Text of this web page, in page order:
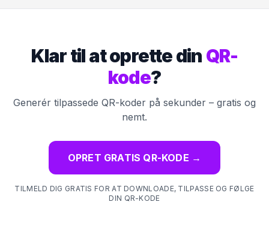
Klar til at oprette din QR-
kode?
Generér tilpassede QR-koder på sekunder – gratis og
nemt.
OPRET GRATIS QR-KODE →
TILMELD DIG GRATIS FOR AT DOWNLOADE, TILPASSE OG FØLGE
DIN QR-KODE